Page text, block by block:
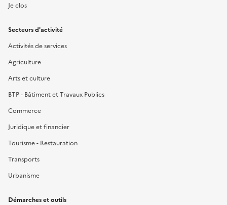
Je clos
Secteurs d'activité
Activités de services
Agriculture
Arts et culture
BTP - Bâtiment et Travaux Publics
Commerce
Juridique et financier
Tourisme - Restauration
Transports
Urbanisme
Démarches et outils